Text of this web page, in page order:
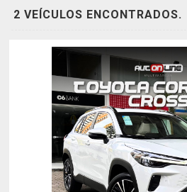
2 VEÍCULOS ENCONTRADOS.